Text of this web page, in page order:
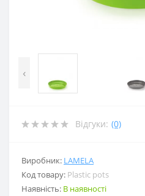
‹
Відгуки: (0)
Виробник: LAMELA
Код товару: Plastic pots
Наявність: В наявності